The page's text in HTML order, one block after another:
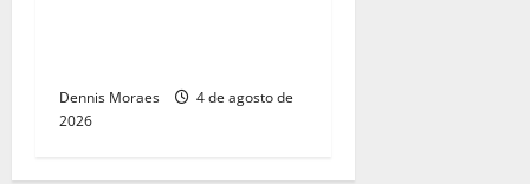
Dennis Moraes
4 de agosto de
2026